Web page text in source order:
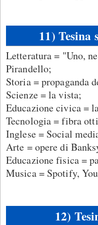
11) Tesina
Letteratura = "Uno,
Pirandello;
Storia = propaganda
Scienze = la vista;
Educazione civica =
Tecnologia = fibra
Inglese = Social
Arte = opere di
Educazione fisica =
Musica = Spotify,
12)